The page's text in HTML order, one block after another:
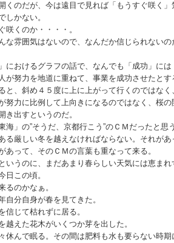
くのだが、今は遠目で見れば「もうすぐ咲く
しかない。
咲くのか・・・・。
な雰囲気はないので、なんだか信じられない
におけるグラフの話で、なんでも「成功」に
が努力を地道に重ねて、事業を成功させたと
と、斜め４５度に上に上がって行くのではな
努力に比例して上向きになるのではなく、桜
き出すというのだ。
海」の”そうだ、京都行こう”のＣＭだったと思
る厳しい冬を越えなければならない。それが
あって、そのＣＭの言葉も重なって来る。
いうのに、まだあまり春らしい天気には恵ま
日この頃。
るのかなぁ。
自分自身が春を見てきた。
信じて枯れずに居る。
越えた花木がいくつか芽を出した。
休んで眠る。その間は肥料も水も要らない時